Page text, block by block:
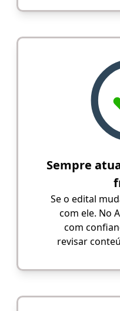
Sempre
Se o edital
com ele. No
com
revisar